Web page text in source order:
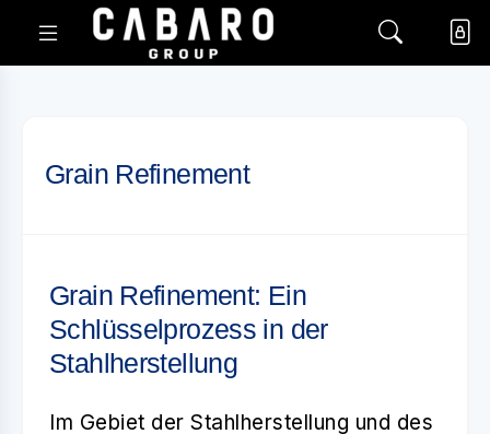
Grain Refinement
Grain Refinement: Ein
Schlüsselprozess in der
Stahlherstellung
Im Gebiet der Stahlherstellung und des